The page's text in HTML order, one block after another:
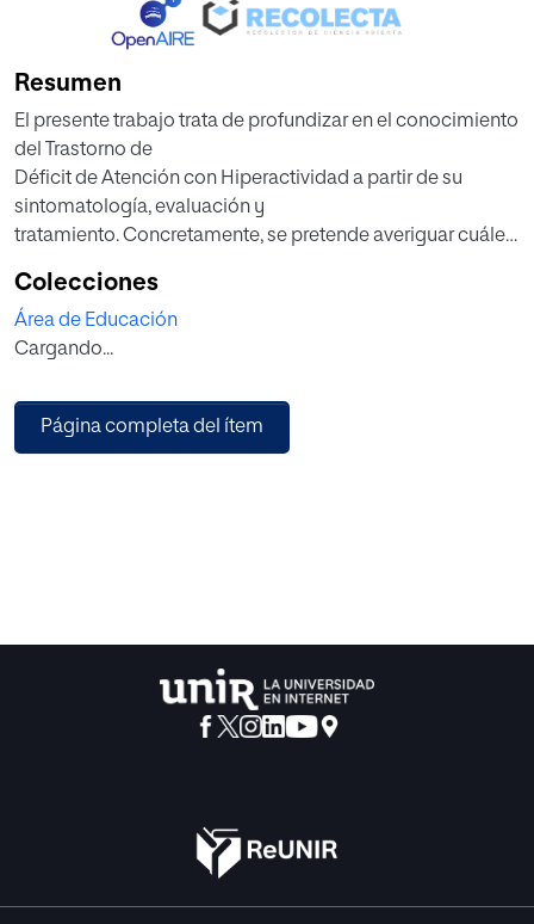
Resumen
El presente trabajo trata de profundizar en el conocimiento
del Trastorno de
Déficit de Atención con Hiperactividad a partir de su
sintomatología, evaluación y
tratamiento. Concretamente, se pretende averiguar cuáles
desde la Pedagogía Waldorf, se proponen para la mejora
de los niños con este
trastorno. La línea de investigación tiene como
carencias de esta pedagogía en relación a la detección
precoz en alumnos de
Colecciones
Área de Educación
Cargando...
Página completa del ítem